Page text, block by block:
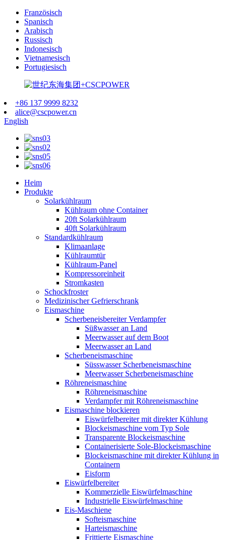
Französisch
Spanisch
Arabisch
Russisch
Indonesisch
Vietnamesisch
Portugiesisch
+86 137 9999 8232
alice@cscpower.cn
English
Heim
Produkte
Solarkühlraum
Kühlraum ohne Container
20ft Solarkühlraum
40ft Solarkühlraum
Standardkühlraum
Klimaanlage
Kühlraumtür
Kühlraum-Panel
Kompressoreinheit
Stromkasten
Schockfroster
Medizinischer Gefrierschrank
Eismaschine
Scherbeneisbereiter Verdampfer
Süßwasser an Land
Meerwasser auf dem Boot
Meerwasser an Land
Scherbeneismaschine
Süsswasser Scherbeneismaschine
Meerwasser Scherbeneismaschine
Röhreneismaschine
Röhreneismaschine
Verdampfer mit Röhreneismaschine
Eismaschine blockieren
Eiswürfelbereiter mit direkter Kühlung
Blockeismaschine vom Typ Sole
Transparente Blockeismaschine
Containerisierte Sole-Blockeismaschine
Blockeismaschine mit direkter Kühlung in
Containern
Eisform
Eiswürfelbereiter
Kommerzielle Eiswürfelmaschine
Industrielle Eiswürfelmaschine
Eis-Maschiene
Softeismaschine
Harteismaschine
Frittierte Eismaschine